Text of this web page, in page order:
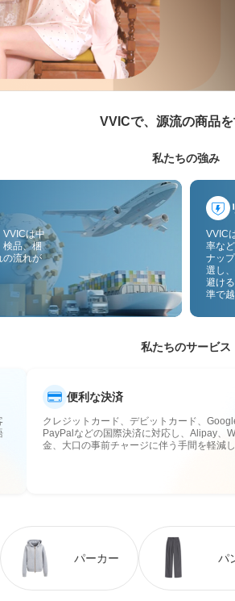
VVICで、源流の商品
私たちの強み
VVICは中
検品、梱
の流れが
VVIC
率な
ナッ
選し
避け
準で
スの
私たちのサービス
便利な決済
クレジットカード、デビットカード、
PayPalなどの国際決済に対応し、Alipay、
金、大口の事前チャージに伴う手間を軽減し
パーカー パ